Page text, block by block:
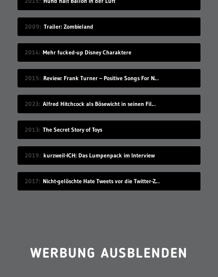
2009 Trailer: Zombieland
2014 Mehr fucked-up Disney Charaktere
2015 Review: Frank Turner – Positive Songs For Negative People
2023 Alfred Hitchcock als Bösewicht in seinen Filmen
2013 The Secret Story of Toys
2019 kurzweil-ICH: Das Lumpenpack im Interview
2017 Nicht-gelöschte Hate Tweets vor die Twitter-Zentrale gesprüht
WERBUNG AUSBLENDEN